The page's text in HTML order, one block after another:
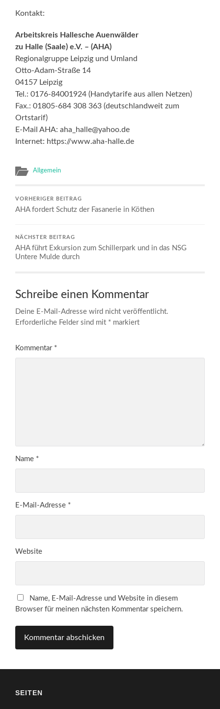
Kontakt:
Arbeitskreis Hallesche Auenwälder
zu Halle (Saale) e.V. – (AHA)
Regionalgruppe Leipzig und Umland
Otto-Adam-Straße 14
04157 Leipzig
Tel.: 0176-84001924 (Handytarife aus allen Netzen)
Fax.: 01805-684 308 363 (deutschlandweit zum
Ortstarif)
E-Mail AHA: aha_halle@yahoo.de
Internet: https://www.aha-halle.de
Allgemein
VORHERIGER BEITRAG
AHA fordert Schutz der Fasanerie in Köthen
NÄCHSTER BEITRAG
AHA führt Exkursion zum Schillerpark und in das NSG
Untere Mulde durch
Schreibe einen Kommentar
Deine E-Mail-Adresse wird nicht veröffentlicht.
Erforderliche Felder sind mit * markiert
Kommentar *
Name *
E-Mail-Adresse *
Website
Name, E-Mail-Adresse und Website in diesem
Browser für meinen nächsten Kommentar speichern.
SEITEN